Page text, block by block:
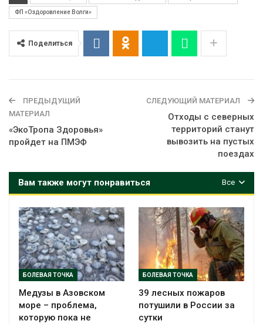
ФП «Оздоровление Волги»
Поделиться
ПРЕДЫДУЩИЙ
МАТЕРИАЛ
«ЭкоТропа Здоровья»
пройдет на ПМЭФ
СЛЕДУЮЩИЙ МАТЕРИАЛ
Отходы с северных
территорий станут
вывозить на пустых
поездах
Все
Вам также могут понравиться
БОЛЕВАЯ ТОЧКА
Медузы в Азовском
море – проблема,
которую пока не
БОЛЕВАЯ ТОЧКА
39 лесных пожаров
потушили в России за
сутки